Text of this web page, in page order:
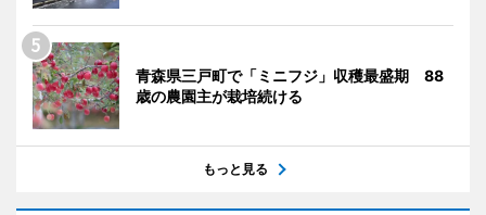
青森県三戸町で「ミニフジ」収穫最盛期 88
歳の農園主が栽培続ける
もっと見る